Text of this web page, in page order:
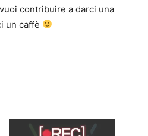
contribuire a darci una
un caffè